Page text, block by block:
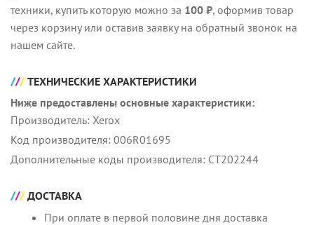
техники, купить которую можно за 100 ₽, оформив товар
через корзину или оставив заявку на обратный звонок на
нашем сайте.
ТЕХНИЧЕСКИЕ ХАРАКТЕРИСТИКИ
Ниже предоставлены основные характеристики:
Производитель: Xerox
Код производителя: 006R01695
Дополнительные коды производителя: CT202244
ДОСТАВКА
При оплате в первой половине дня доставка